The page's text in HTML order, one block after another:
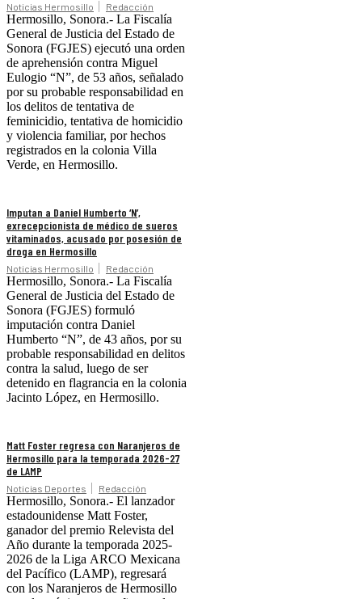
Noticias Hermosillo Redacción
Hermosillo, Sonora.- La Fiscalía
General de Justicia del Estado de
Sonora (FGJES) ejecutó una orden
de aprehensión contra Miguel
Eulogio “N”, de 53 años, señalado
por su probable responsabilidad en
los delitos de tentativa de
feminicidio, tentativa de homicidio
y violencia familiar, por hechos
registrados en la colonia Villa
Verde, en Hermosillo.
Imputan a Daniel Humberto ‘N’,
exrecepcionista de médico de sueros
vitaminados, acusado por posesión de
droga en Hermosillo
Noticias Hermosillo Redacción
Hermosillo, Sonora.- La Fiscalía
General de Justicia del Estado de
Sonora (FGJES) formuló
imputación contra Daniel
Humberto “N”, de 43 años, por su
probable responsabilidad en delitos
contra la salud, luego de ser
detenido en flagrancia en la colonia
Jacinto López, en Hermosillo.
Matt Foster regresa con Naranjeros de
Hermosillo para la temporada 2026-27
de LAMP
Noticias Deportes Redacción
Hermosillo, Sonora.- El lanzador
estadounidense Matt Foster,
ganador del premio Relevista del
Año durante la temporada 2025-
2026 de la Liga ARCO Mexicana
del Pacífico (LAMP), regresará
con los Naranjeros de Hermosillo